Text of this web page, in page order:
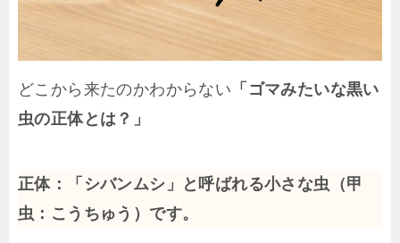
どこから来たのかわからない 「ゴマみたいな黒い
虫の正体とは？」
正体：「シバンムシ」と呼ばれる小さな虫（甲
虫：こうちゅう）です。